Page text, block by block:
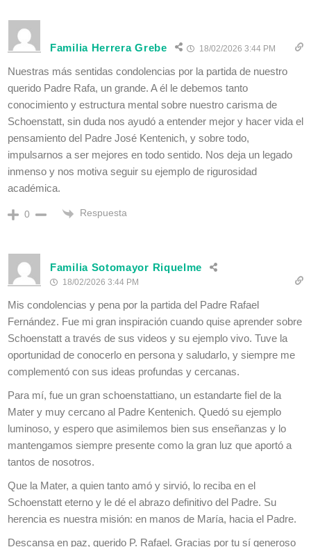
Familia Herrera Grebe 18/02/2026 3:44 PM
Nuestras más sentidas condolencias por la partida de nuestro
querido Padre Rafa, un grande. A él le debemos tanto
conocimiento y estructura mental sobre nuestro carisma de
Schoenstatt, sin duda nos ayudó a entender mejor y hacer vida el
pensamiento del Padre José Kentenich, y sobre todo,
impulsarnos a ser mejores en todo sentido. Nos deja un legado
inmenso y nos motiva seguir su ejemplo de rigurosidad
académica.
0 Respuesta
Familia Sotomayor Riquelme
18/02/2026 3:44 PM
Mis condolencias y pena por la partida del Padre Rafael
Fernández. Fue mi gran inspiración cuando quise aprender sobre
Schoenstatt a través de sus videos y su ejemplo vivo. Tuve la
oportunidad de conocerlo en persona y saludarlo, y siempre me
complementó con sus ideas profundas y cercanas.
Para mí, fue un gran schoenstattiano, un estandarte fiel de la
Mater y muy cercano al Padre Kentenich. Quedó su ejemplo
luminoso, y espero que asimilemos bien sus enseñanzas y lo
mantengamos siempre presente como la gran luz que aportó a
tantos de nosotros.
Que la Mater, a quien tanto amó y sirvió, lo reciba en el
Schoenstatt eterno y le dé el abrazo definitivo del Padre. Su
herencia es nuestra misión: en manos de María, hacia el Padre.
Descansa en paz, querido P. Rafael. Gracias por tu sí generoso